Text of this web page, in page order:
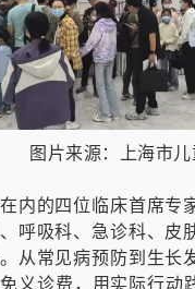
图片来源：上海市
内的四位临床首席
呼吸科、急诊科、
从常见病预防到生
义诊费，用实际行动